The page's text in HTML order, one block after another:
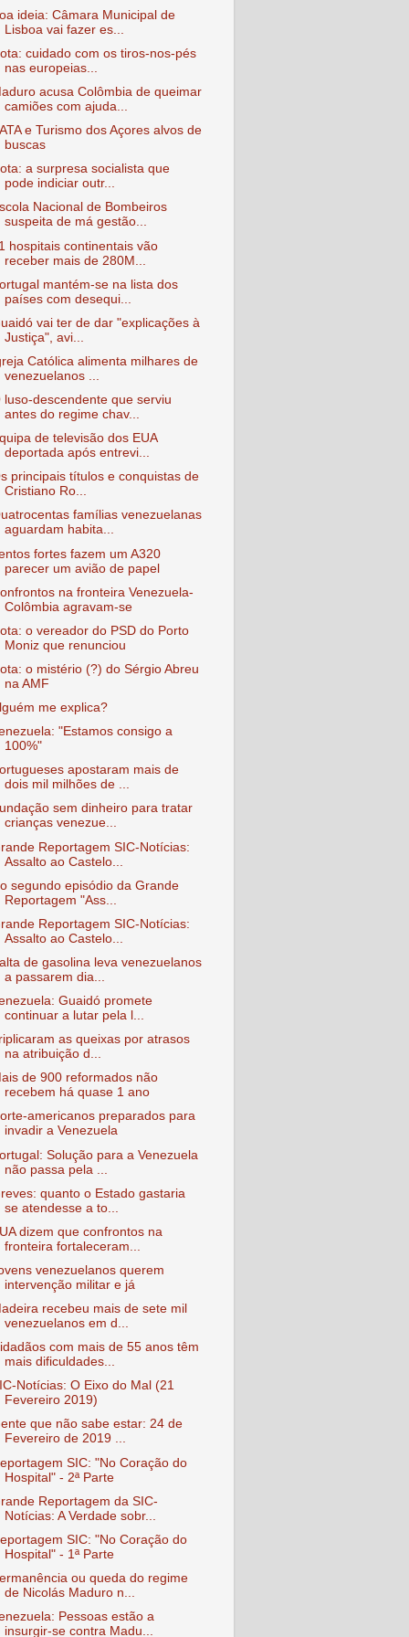
ideia: Câmara Municipal de
Lisboa vai fazer es...
cuidado com os tiros-nos-pés
nas europeias...
acusa Colômbia de queimar
camiões com ajuda...
e Turismo dos Açores alvos de
buscas
a surpresa socialista que
pode indiciar outr...
Nacional de Bombeiros
suspeita de má gestão...
hospitais continentais vão
receber mais de 280M...
mantém-se na lista dos
países com desequi...
vai ter de dar "explicações à
Justiça", avi...
Católica alimenta milhares de
venezuelanos ...
luso-descendente que serviu
antes do regime chav...
de televisão dos EUA
deportada após entrevi...
principais títulos e conquistas de
Cristiano Ro...
famílias venezuelanas
aguardam habita...
fortes fazem um A320
parecer um avião de papel
na fronteira Venezuela-
Colômbia agravam-se
o vereador do PSD do Porto
Moniz que renunciou
o mistério (?) do Sérgio Abreu
na AMF
me explica?
"Estamos consigo a
100%"
apostaram mais de
dois mil milhões de ...
sem dinheiro para tratar
crianças venezue...
Reportagem SIC-Notícias:
Assalto ao Castelo...
segundo episódio da Grande
Reportagem "Ass...
Reportagem SIC-Notícias:
Assalto ao Castelo...
de gasolina leva venezuelanos
a passarem dia...
Guaidó promete
continuar a lutar pela l...
as queixas por atrasos
na atribuição d...
de 900 reformados não
recebem há quase 1 ano
americanos preparados para
invadir a Venezuela
Solução para a Venezuela
não passa pela ...
quanto o Estado gastaria
se atendesse a to...
dizem que confrontos na
fronteira fortaleceram...
venezuelanos querem
intervenção militar e já
recebeu mais de sete mil
venezuelanos em d...
com mais de 55 anos têm
mais dificuldades...
Notícias: O Eixo do Mal (21
Fevereiro 2019)
que não sabe estar: 24 de
Fevereiro de 2019 ...
SIC: "No Coração do
Hospital" - 2ª Parte
Reportagem da SIC-
Notícias: A Verdade sobr...
SIC: "No Coração do
Hospital" - 1ª Parte
ou queda do regime
de Nicolás Maduro n...
Pessoas estão a
insurgir-se contra Madu...